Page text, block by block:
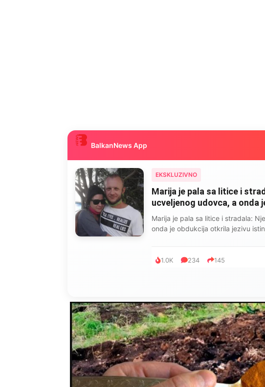
BalkanNews App
EKSKLUZIVNO
Marija je pala sa litice i
ucveljenog udovca, a onda
Marija je pala sa litice i stradala:
onda je obdukcija otkrila jezivu
1.0K 234 145